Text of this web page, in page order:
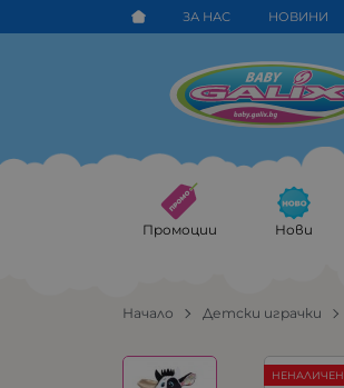
ЗА НАС НОВИНИ
Промоции Нови
Начало Детски играчки
НЕНАЛИЧЕН